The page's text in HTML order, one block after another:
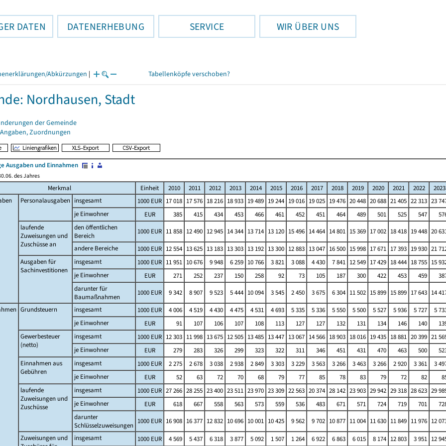
DATEN DATENERHEBUNG SERVICE WIR ÜBER UNS
Abkürzungen | Tabellenköpfe verschoben?
Nordhausen, Stadt
der Gemeinde
Zuordnungen
Ausgaben und Einnahmen
des Jahres
Merkmal Einheit 2010 2011 2012 2013 2014 2015 2016 2017 2018 2019 2020 2021 2022
2023
Personalausgaben insgesamt 1000 EUR 17 018 17 576 18 216 18 933 19 489 19 244 19 016 19 025 19 476 20 448 20 688 21 405 22 313 23
je Einwohner
EUR 385 415 434 453 466 461 452 451 464 489 501 525 547
laufende
Zuweisungen und
Zuschüsse an
den öffentlichen
Bereich
1000 EUR 11 858 12 490 12 945 14 344 13 714 13 120 15 496 14 464 14 801 15 369 17 002 18 418 19 448 20
andere Bereiche
1000 EUR 12 554 13 625 13 183 13 303 13 192 13 300 12 883 13 047 16 500 15 998 17 671 17 393 19 930 21
Ausgaben für
Sachinvestitionen
insgesamt 1000 EUR 11 951 10 676 9 948 6 259 10 766 3 821 3 088 4 430 7 841 12 549 17 429 18 444 18 755 15
je Einwohner
EUR 271 252 237 150 258 92 73 105 187 300 422 453 459
darunter für
Baumaßnahmen
1000 EUR 9 342 8 907 9 523 5 444 10 094 3 545 2 450 3 675 6 304 11 502 15 899 15 899 17 643 14
Grundsteuern insgesamt 1000 EUR 4 006 4 519 4 430 4 475 4 531 4 693 5 335 5 336 5 550 5 500 5 527 5 936 5 727
5
je Einwohner
EUR 91 107 106 107 108 113 127 127 132 131 134 146 140
Gewerbesteuer
(netto)
insgesamt 1000 EUR 12 303 11 998 13 675 12 505 13 485 13 447 13 067 14 566 18 903 18 016 19 435 18 881 20 399 21
je Einwohner
EUR 279 283 326 299 323 322 311 346 451 431 470 463 500
Einnahmen aus
Gebühren
insgesamt 1000 EUR 2 275 2 678 3 038 2 938 2 849 3 303 3 229 3 563 3 266 3 463 3 266 2 920 3 361
3
je Einwohner
EUR 52 63 72 70 68 79 77 85 78 83 79 72 82
laufende
Zuweisungen und
Zuschüsse
insgesamt 1000 EUR 27 266 28 255 23 400 23 511 23 970 23 309 22 563 20 374 28 142 23 903 29 942 29 318 28 623 29
je Einwohner
EUR 618 667 558 563 573 559 536 483 671 571 724 719 701
darunter
Schlüsselzuweisungen
1000 EUR 16 908 16 377 12 832 10 696 10 001 10 425 9 562 9 702 10 877 11 004 11 630 11 849 11 976 12
Zuweisungen und
insgesamt 1000 EUR 4 569 5 437 6 318 3 877 5 092 1 507 1 264 6 922 6 863 6 015 8 174 12 803 3 951 12